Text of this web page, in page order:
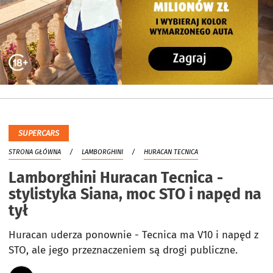
SUPERCARS
STRONA GŁÓWNA LAMBORGHINI HURACAN TECNICA
Lamborghini Huracan Tecnica -
stylistyka Siana, moc STO i napęd na
tył
Huracan uderza ponownie - Tecnica ma V10 i napęd z
STO, ale jego przeznaczeniem są drogi publiczne.